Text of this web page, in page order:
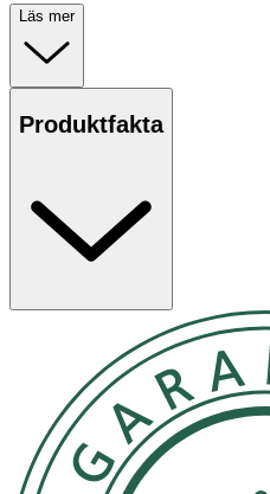
Läs mer
Produktfakta